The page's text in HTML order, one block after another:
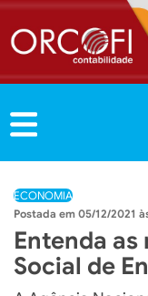
ECONOMIA
05/12/2021
Entenda as
Social de